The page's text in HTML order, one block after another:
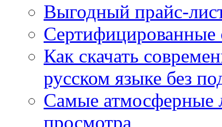
Выгодный прайс-
Как скачать
русском языке без
Самые атмосферные
просмотра